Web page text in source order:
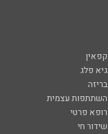
קפאין
גיא פלג
בריזה
השתתפות עצמית
רופא פרטי
שידור חי